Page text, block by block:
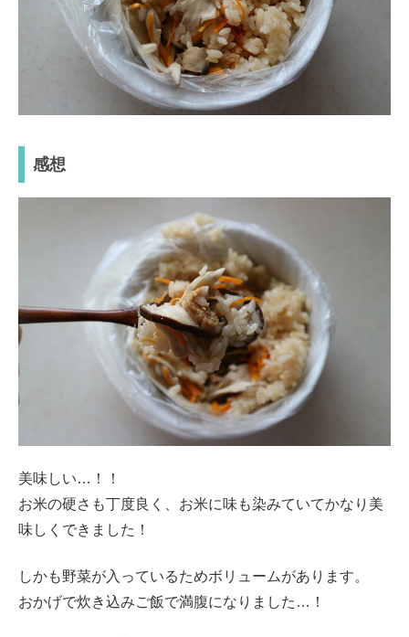
感想
美味しい…！！
お米の硬さも丁度良く、お米に味も染みていてかなり美
味しくできました！
しかも野菜が入っているためボリュームがあります。
おかげで炊き込みご飯で満腹になりました…！